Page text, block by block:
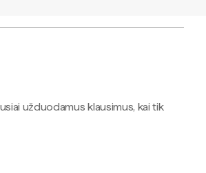
užduodamus klausimus, kai tik